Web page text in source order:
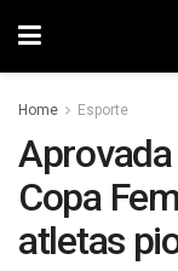
Home Esporte
Copa
atletas